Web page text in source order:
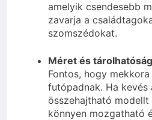
amelyik csendesebb
zavarja a
szomszédokat.
Méret és tárolhatóság
Fontos, hogy
futópadnak. Ha kevés
összehajtható
könnyen mozgatható